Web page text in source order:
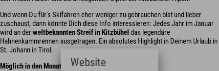
Und wenn Du für's Skifahren eher weniger zu gebrauchen bist und lieber
zuschaust, dann könnte Dich diese Info interessieren: Jedes Jahr im Januar
wird an derweltbekannten Streif in Kitzbühel das legendäre
Hahnenkammrennen ausgetragen. Ein absolutes Highlight in Deinem Urlaub in
St. Johann in Tirol.
Möglich in den Monaten
Website